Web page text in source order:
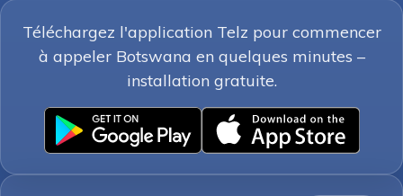
Téléchargez l'application Telz pour commencer
à appeler Botswana en quelques minutes –
installation gratuite.